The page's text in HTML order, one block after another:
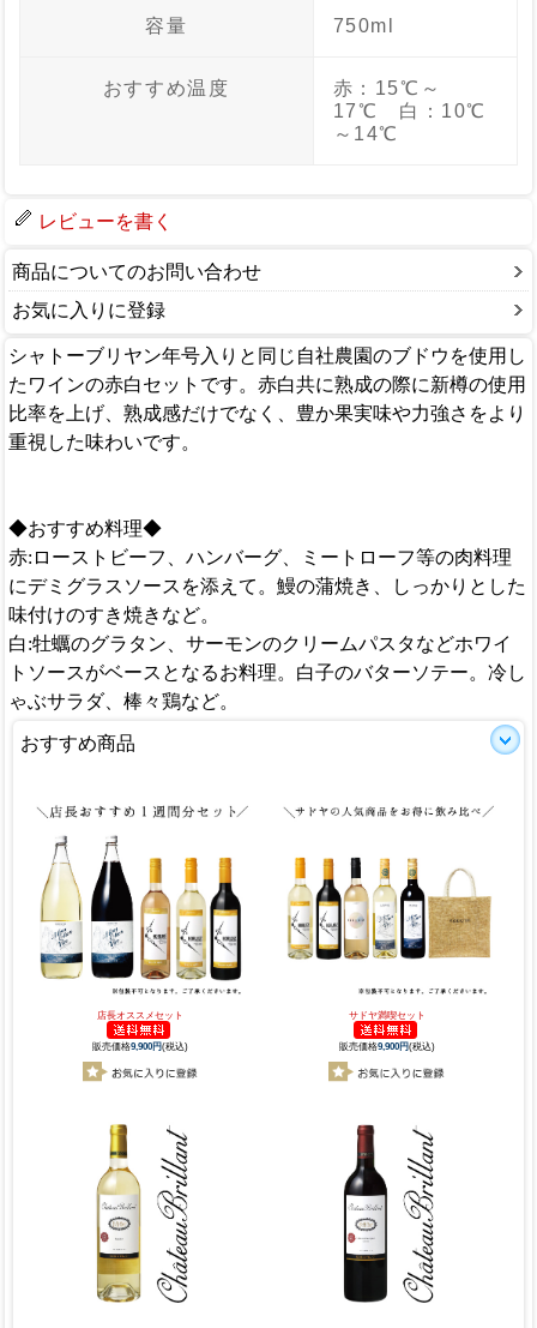
容量 750ml
おすすめ温度
赤：15℃～
17℃ 白：10℃
～14℃
レビューを書く
商品についてのお問い合わせ
お気に入りに登録
シャトーブリヤン年号入りと同じ自社農園のブドウを使用し
たワインの赤白セットです。赤白共に熟成の際に新樽の使用
比率を上げ、熟成感だけでなく、豊か果実味や力強さをより
重視した味わいです。
◆おすすめ料理◆
赤:ローストビーフ、ハンバーグ、ミートローフ等の肉料理
にデミグラスソースを添えて。鰻の蒲焼き、しっかりとした
味付けのすき焼きなど。
白:牡蠣のグラタン、サーモンのクリームパスタなどホワイ
トソースがベースとなるお料理。白子のバターソテー。冷し
ゃぶサラダ、棒々鶏など。
おすすめ商品
店長オススメセット
販売価格9,900円(税込)
サドヤ満喫セット
販売価格9,900円(税込)